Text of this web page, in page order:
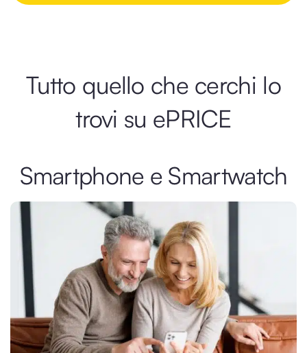
Tutto quello che cerchi lo
trovi su ePRICE
Smartphone e Smartwatch